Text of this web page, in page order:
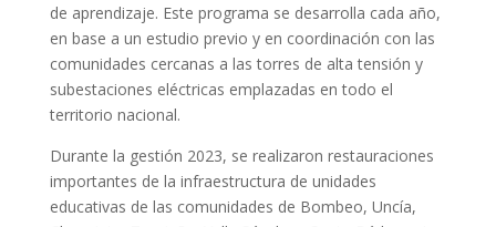
de aprendizaje. Este programa se desarrolla cada año,
en base a un estudio previo y en coordinación con las
comunidades cercanas a las torres de alta tensión y
subestaciones eléctricas emplazadas en todo el
territorio nacional.
Durante la gestión 2023, se realizaron restauraciones
importantes de la infraestructura de unidades
educativas de las comunidades de Bombeo, Uncía,